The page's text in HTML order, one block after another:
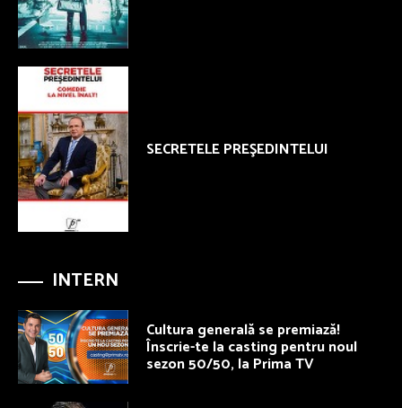
SECRETELE PREŞEDINTELUI
INTERN
Cultura generală se premiază!
Înscrie-te la casting pentru noul
sezon 50/50, la Prima TV